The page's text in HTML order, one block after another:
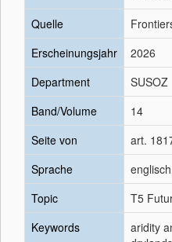
Quelle
Erscheinungsjahr
2026
Department
SUSOZ
Band/Volume
14
Seite von
art.
Sprache
englisch
Topic
T5
Keywords
aridity